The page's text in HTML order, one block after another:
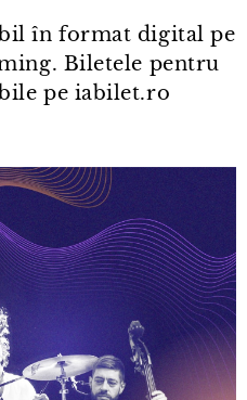
în format digital pe
Biletele pentru
pe iabilet.ro